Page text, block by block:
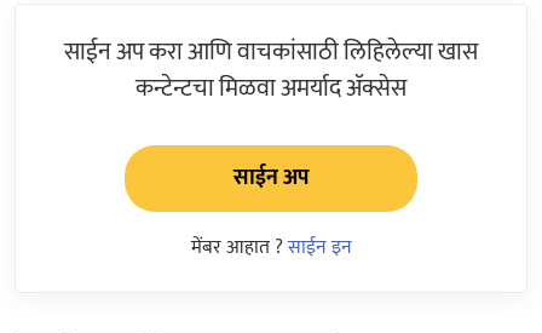
साईन अप करा आणि वाचकांसाठी लिहिलेल्या खास
कन्टेन्टचा मिळवा अमर्याद ॲक्सेस
साईन अप
मेंबर आहात ?साईन इन